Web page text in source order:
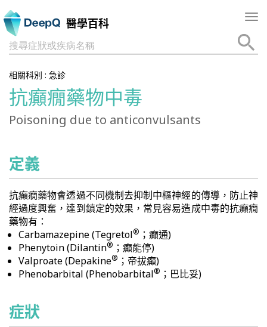
醫學百科
搜尋症狀或疾病名稱
相關科別 : 急診
抗癲癇藥物中毒
Poisoning due to anticonvulsants
定義
抗癲癇藥物會透過不同機制去抑制中樞神經的傳導，防止神
經過度興奮，達到鎮定的效果，常見容易造成中毒的抗癲癇
藥物有：
Carbamazepine (Tegretol® ；癲通)
Phenytoin (Dilantin® ；癲能停)
Valproate (Depakine® ；帝拔癲)
Phenobarbital (Phenobarbital® ；巴比妥)
症狀